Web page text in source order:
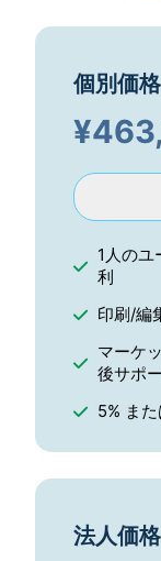
個別価格
¥
1人の
利
印刷/編
マーケ
後サポ
5% ま
法人価格